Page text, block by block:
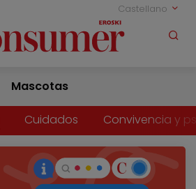
Castellano
Mascotas
Cuidados Convivencia y